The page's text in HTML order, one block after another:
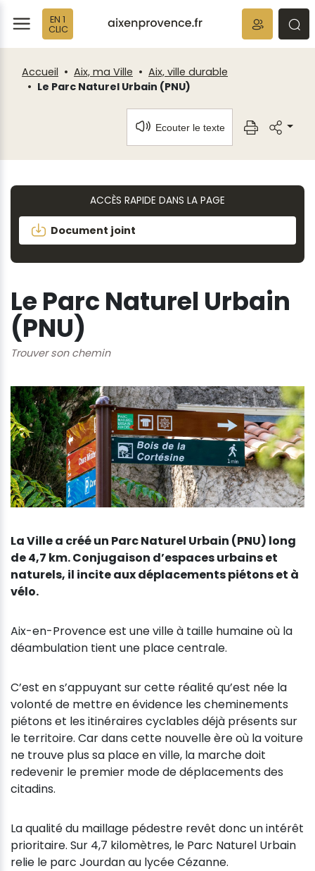
EN 1
CLIC
Accueil Aix, ma Ville
Aix, ville durable
Le Parc Naturel Urbain (PNU)
Ecouter le texte
ACCÈS RAPIDE DANS LA PAGE
Document joint
Le Parc Naturel Urbain
(PNU)
Trouver son chemin
La Ville a créé un Parc Naturel Urbain (PNU) long
de 4,7 km. Conjugaison d’espaces urbains et
naturels, il incite aux déplacements piétons et à
vélo.
Aix-en-Provence est une ville à taille humaine où la
déambulation tient une place centrale.
C’est en s’appuyant sur cette réalité qu’est née la
volonté de mettre en évidence les cheminements
piétons et les itinéraires cyclables déjà présents sur
le territoire. Car dans cette nouvelle ère où la voiture
ne trouve plus sa place en ville, la marche doit
redevenir le premier mode de déplacements des
citadins.
La qualité du maillage pédestre revêt donc un intérêt
prioritaire. Sur 4,7 kilomètres, le Parc Naturel Urbain
relie le parc Jourdan au lycée Cézanne.
Fenêtre
de
chat
Panneau de gestion des cookies